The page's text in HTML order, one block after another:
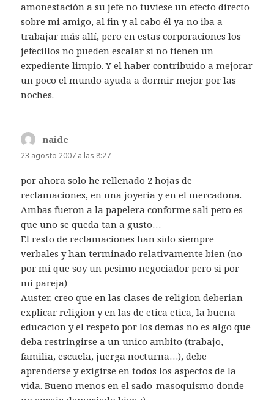
amonestación a su jefe no tuviese un efecto directo
sobre mi amigo, al fin y al cabo él ya no iba a
trabajar más allí, pero en estas corporaciones los
jefecillos no pueden escalar si no tienen un
expediente limpio. Y el haber contribuido a mejorar
un poco el mundo ayuda a dormir mejor por las
noches.
naide
23 agosto 2007 a las 8:27
por ahora solo he rellenado 2 hojas de
reclamaciones, en una joyeria y en el mercadona.
Ambas fueron a la papelera conforme sali pero es
que uno se queda tan a gusto…
El resto de reclamaciones han sido siempre
verbales y han terminado relativamente bien (no
por mi que soy un pesimo negociador pero si por
mi pareja)
Auster, creo que en las clases de religion deberian
explicar religion y en las de etica etica, la buena
educacion y el respeto por los demas no es algo que
deba restringirse a un unico ambito (trabajo,
familia, escuela, juerga nocturna…), debe
aprenderse y exigirse en todos los aspectos de la
vida. Bueno menos en el sado-masoquismo donde